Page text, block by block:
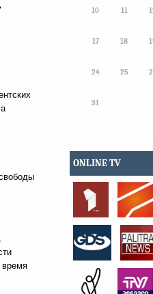
время
10 11
17 18
24 25
31
ONLINE TV